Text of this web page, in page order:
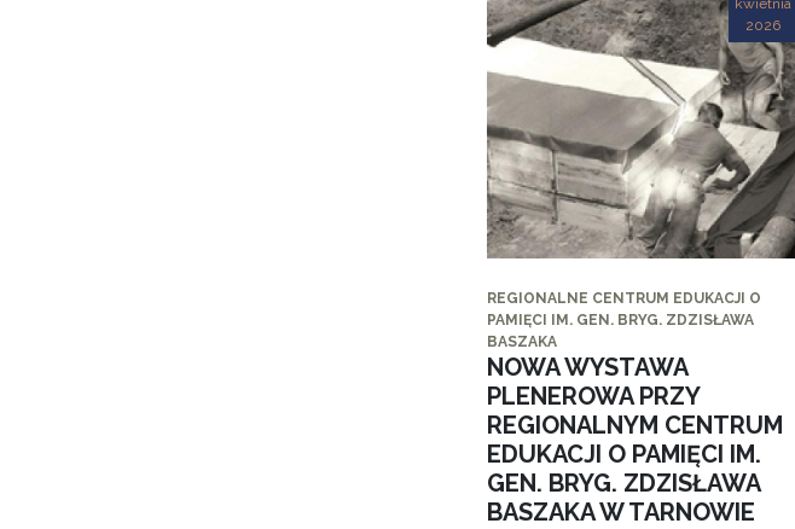
kwietnia
2026
REGIONALNE CENTRUM EDUKACJI O
PAMIĘCI IM. GEN. BRYG. ZDZISŁAWA
BASZAKA
NOWA WYSTAWA
PLENEROWA PRZY
REGIONALNYM CENTRUM
EDUKACJI O PAMIĘCI IM.
GEN. BRYG. ZDZISŁAWA
BASZAKA W TARNOWIE